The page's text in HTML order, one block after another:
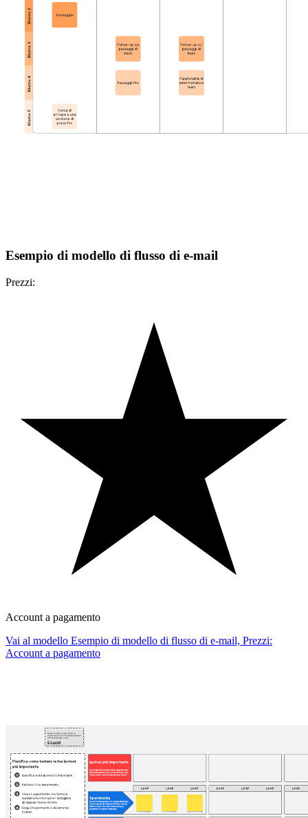
Esempio di modello di flusso di e-mail
Prezzi:
Account a pagamento
Vai al modello Esempio di modello di flusso di e-mail, Prezzi:
Account a pagamento